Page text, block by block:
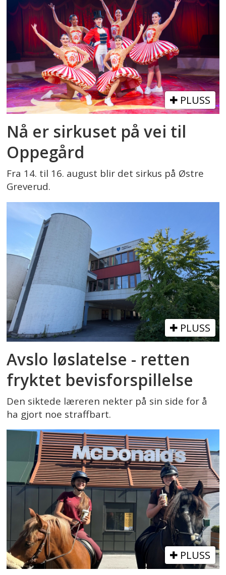
PLUSS
Nå er sirkuset på vei til
Oppegård
Fra 14. til 16. august blir det sirkus på Østre
Greverud.
PLUSS
Avslo løslatelse - retten
fryktet bevisforspillelse
Den siktede læreren nekter på sin side for å
ha gjort noe straffbart.
PLUSS